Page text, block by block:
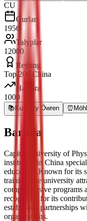
CU
Gurlan
1956
Talyplar
12000
Reýting
Top 200 China
Halkara
1000
📚 Kurslary Öwren ⏰
Barada
Capital University of
institution in China
education. Known for its
training, the university
comprehensive programs
recognized for its
established partnerships
organizations.